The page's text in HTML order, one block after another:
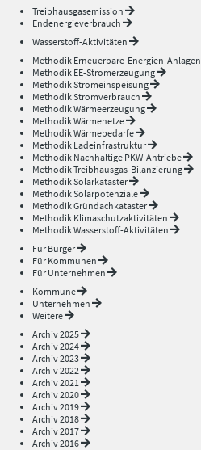
Treibhausgasemission
Endenergieverbrauch
Wasserstoff-Aktivitäten
Methodik Erneuerbare-Energien-Anlagen
Methodik EE-Stromerzeugung
Methodik Stromeinspeisung
Methodik Stromverbrauch
Methodik Wärmeerzeugung
Methodik Wärmenetze
Methodik Wärmebedarfe
Methodik Ladeinfrastruktur
Methodik Nachhaltige PKW-Antriebe
Methodik Treibhausgas-Bilanzierung
Methodik Solarkataster
Methodik Solarpotenziale
Methodik Gründachkataster
Methodik Klimaschutzaktivitäten
Methodik Wasserstoff-Aktivitäten
Für Bürger
Für Kommunen
Für Unternehmen
Kommune
Unternehmen
Weitere
Archiv 2025
Archiv 2024
Archiv 2023
Archiv 2022
Archiv 2021
Archiv 2020
Archiv 2019
Archiv 2018
Archiv 2017
Archiv 2016